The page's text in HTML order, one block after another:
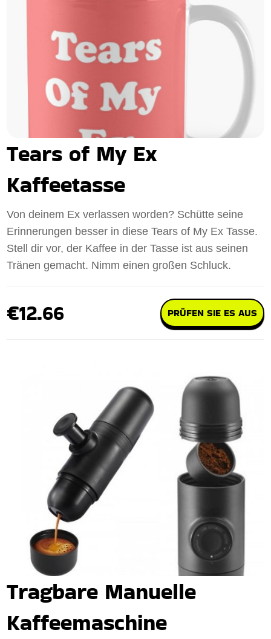
Tears of My Ex
Kaffeetasse
Von deinem Ex verlassen worden? Schütte seine
Erinnerungen besser in diese Tears of My Ex Tasse.
Stell dir vor, der Kaffee in der Tasse ist aus seinen
Tränen gemacht. Nimm einen großen Schluck.
€12.66 PRÜFEN SIE ES AUS
Tragbare Manuelle
Kaffeemaschine